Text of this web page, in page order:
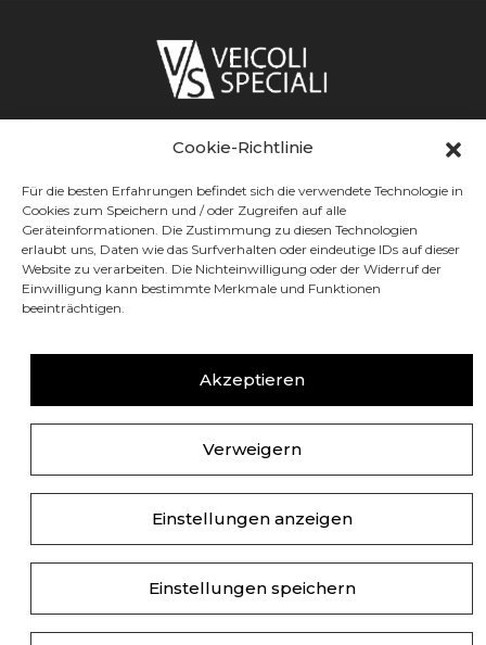
Cookie-Richtlinie
Für die besten Erfahrungen befindet sich die verwendete Technologie in
Cookies zum Speichern und / oder Zugreifen auf alle
Geräteinformationen. Die Zustimmung zu diesen Technologien
erlaubt uns, Daten wie das Surfverhalten oder eindeutige IDs auf dieser
Website zu verarbeiten. Die Nichteinwilligung oder der Widerruf der
Einwilligung kann bestimmte Merkmale und Funktionen
beeinträchtigen.
Akzeptieren
Verweigern
Einstellungen anzeigen
Einstellungen speichern
Adresse:
E-Mail-Adresse: commerciale@vsveicolispeciali.com
Tel./Fax: +39 011 9974076
© Copyright 2023-2025. Alle Rechte vorbehalten. |
Cookie-Richtlinie - Datenschutzerklärung |